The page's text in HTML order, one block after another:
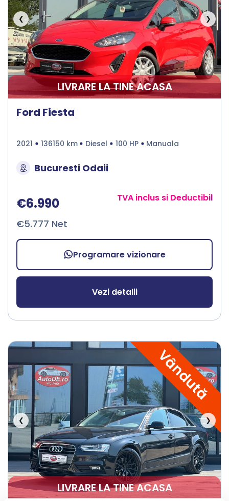
❮ ❯
LIVRARE LA TINE ACASA
Ford Fiesta
2021 136150 km Diesel 100 HP Manuala
Bucuresti Odaii
€6.990
€5.777 Net
TVA inclus si Deductibil
Programare vizionare
Vezi detalii
Vândută
❮ ❯
LIVRARE LA TINE ACASA